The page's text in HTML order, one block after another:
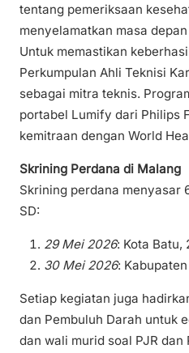
tentang pemeriksaan
menyelamatkan masa
Untuk memastikan
Perkumpulan Ahli Teknisi
sebagai mitra teknis.
portabel Lumify dari Philips
kemitraan dengan World
Skrining Perdana di Malang
Skrining perdana menyasar
SD:
29 Mei 2026: Kota Batu,
30 Mei 2026:
Setiap kegiatan juga
dan Pembuluh Darah untuk
dan wali murid soal PJR